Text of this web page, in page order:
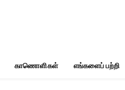
காணொளிகள் எங்களைப் பற்றி